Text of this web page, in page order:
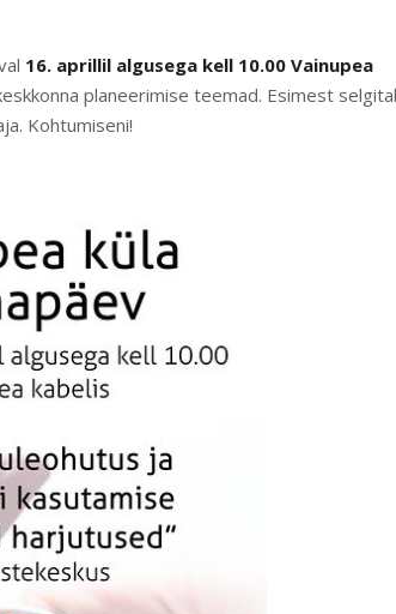
16. aprillil algusega kell 10.00 Vainupea
planeerimise teemad. Esimest
Kohtumiseni!